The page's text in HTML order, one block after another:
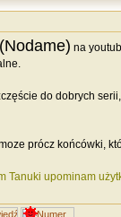
na
do dobrych
prócz końcówki,
Tanuki upominam